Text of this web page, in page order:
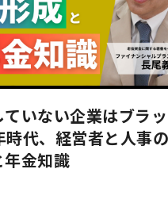
いない企業はブラッ
代、経営者と人事の
金知識